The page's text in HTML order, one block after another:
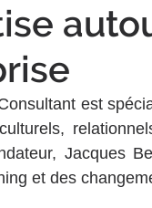
est
Jacques
et des